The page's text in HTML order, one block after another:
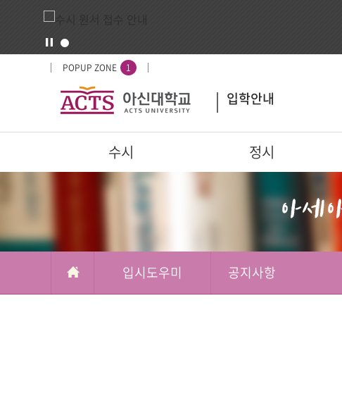
POPUP ZONE 1
입학안내
서
수시 정시
부가메뉴
학교정보
미
입시도우미 공지사항